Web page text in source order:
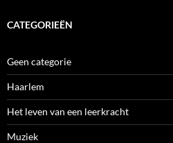
CATEGORIEËN
Geen categorie
Haarlem
Het leven van een leerkracht
Muziek